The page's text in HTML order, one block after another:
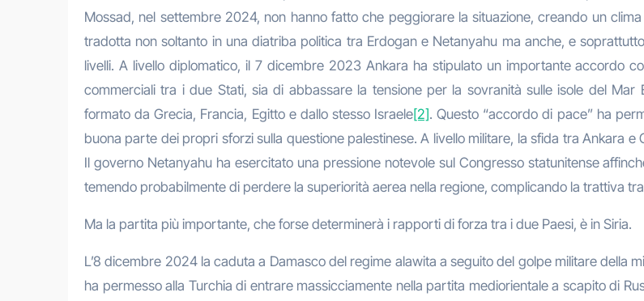
Mossad, nel settembre 2024, non hanno fatto che peggiorare la situazione, creando un
tradotta non soltanto in una diatriba politica tra Erdogan e Netanyahu ma anche, e
livelli. A livello diplomatico, il 7 dicembre 2023 Ankara ha stipulato un importante accordo
commerciali tra i due Stati, sia di abbassare la tensione per la sovranità sulle isole del Mar
formato da Grecia, Francia, Egitto e dallo stesso Israele[2]. Questo “accordo di pace” ha
buona parte dei propri sforzi sulla questione palestinese. A livello militare, la sfida tra Ankara e
Il governo Netanyahu ha esercitato una pressione notevole sul Congresso statunitense
temendo probabilmente di perdere la superiorità aerea nella regione, complicando la trattiva
Ma la partita più importante, che forse determinerà i rapporti di forza tra i due Paesi, è in Siria.
L’8 dicembre 2024 la caduta a Damasco del regime alawita a seguito del golpe militare della
ha permesso alla Turchia di entrare massicciamente nella partita mediorientale a scapito di